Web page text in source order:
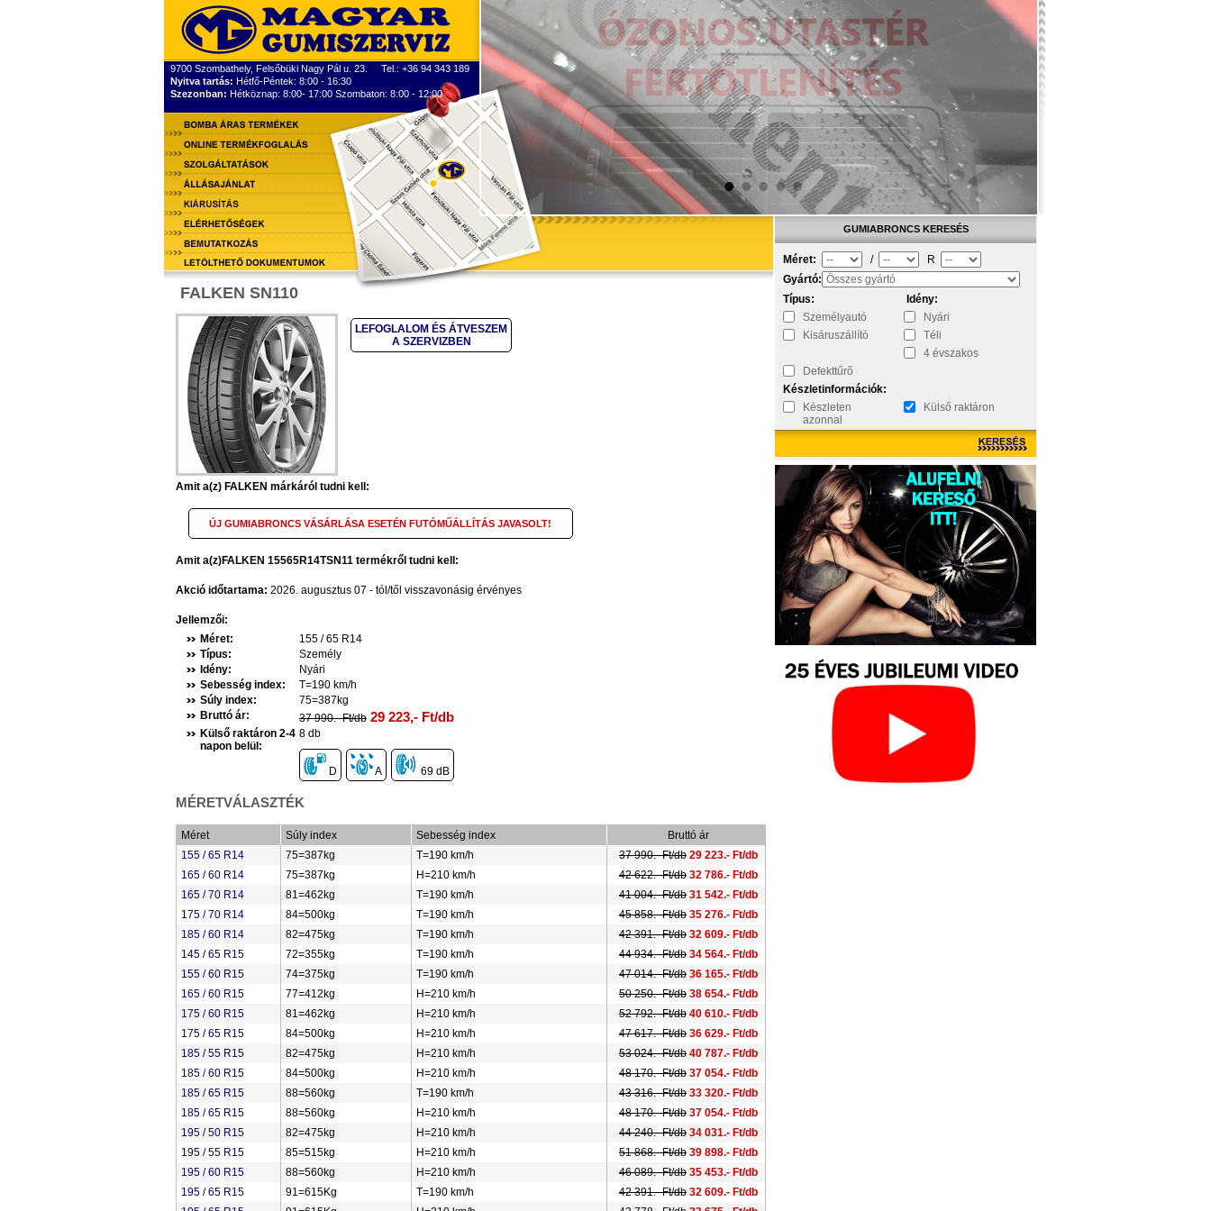
9700 Szombathely, Felsőbüki Nagy Pál u. 23. Tel.: +36 94 343 189
Nyitva tartás: Hétfő-Péntek: 8:00 - 16:30
Szezonban: Hétköznap: 8:00- 17:00 Szombaton: 8:00 - 12:00
••• ••
GUMIABRONCS KERESÉS
Méret: /
R
Gyártó:
Típus:
Idény:
Személyautó
Nyári
Kisáruszállító
Téli
4 évszakos
Defekttűrő
Készletinformációk:
Készleten
azonnal
Külső raktáron
FALKEN SN110
LEFOGLALOM ÉS ÁTVESZEM
A SZERVIZBEN
Amit a(z) FALKEN márkáról tudni kell:
ÚJ GUMIABRONCS VÁSÁRLÁSA ESETÉN FUTÓMŰÁLLÍTÁS JAVASOLT!
Amit a(z)FALKEN 15565R14TSN11 termékről tudni kell:
Akció időtartama: 2026. augusztus 07 - tól/től visszavonásig érvényes
Jellemzői:
Méret:
155 / 65 R14
Típus:
Személy
Idény:
Nyári
Sebesség index:
T=190 km/h
Súly index:
75=387kg
Bruttó ár:
37 990.- Ft/db 29 223,- Ft/db
Külső raktáron 2-4
napon belül:
8 db
D A 69 dB
MÉRETVÁLASZTÉK
Méret Súly index Sebesség index
Bruttó ár
155 / 65 R14
75=387kg T=190 km/h 37 990.- Ft/db 29 223.- Ft/db
165 / 60 R14
75=387kg H=210 km/h 42 622.- Ft/db 32 786.- Ft/db
165 / 70 R14
81=462kg T=190 km/h 41 004.- Ft/db 31 542.- Ft/db
175 / 70 R14
84=500kg T=190 km/h 45 858.- Ft/db 35 276.- Ft/db
185 / 60 R14
82=475kg T=190 km/h 42 391.- Ft/db 32 609.- Ft/db
145 / 65 R15
72=355kg T=190 km/h 44 934.- Ft/db 34 564.- Ft/db
155 / 60 R15
74=375kg T=190 km/h 47 014.- Ft/db 36 165.- Ft/db
165 / 60 R15
77=412kg H=210 km/h 50 250.- Ft/db 38 654.- Ft/db
175 / 60 R15
81=462kg H=210 km/h 52 792.- Ft/db 40 610.- Ft/db
175 / 65 R15
84=500kg H=210 km/h 47 617.- Ft/db 36 629.- Ft/db
185 / 55 R15
82=475kg H=210 km/h 53 024.- Ft/db 40 787.- Ft/db
185 / 60 R15
84=500kg H=210 km/h 48 170.- Ft/db 37 054.- Ft/db
185 / 65 R15
88=560kg T=190 km/h 43 316.- Ft/db 33 320.- Ft/db
185 / 65 R15
88=560kg H=210 km/h 48 170.- Ft/db 37 054.- Ft/db
195 / 50 R15
82=475kg H=210 km/h 44 240.- Ft/db 34 031.- Ft/db
195 / 55 R15
85=515kg H=210 km/h 51 868.- Ft/db 39 898.- Ft/db
195 / 60 R15
88=560kg H=210 km/h 46 089.- Ft/db 35 453.- Ft/db
195 / 65 R15
91=615Kg T=190 km/h 42 391.- Ft/db 32 609.- Ft/db